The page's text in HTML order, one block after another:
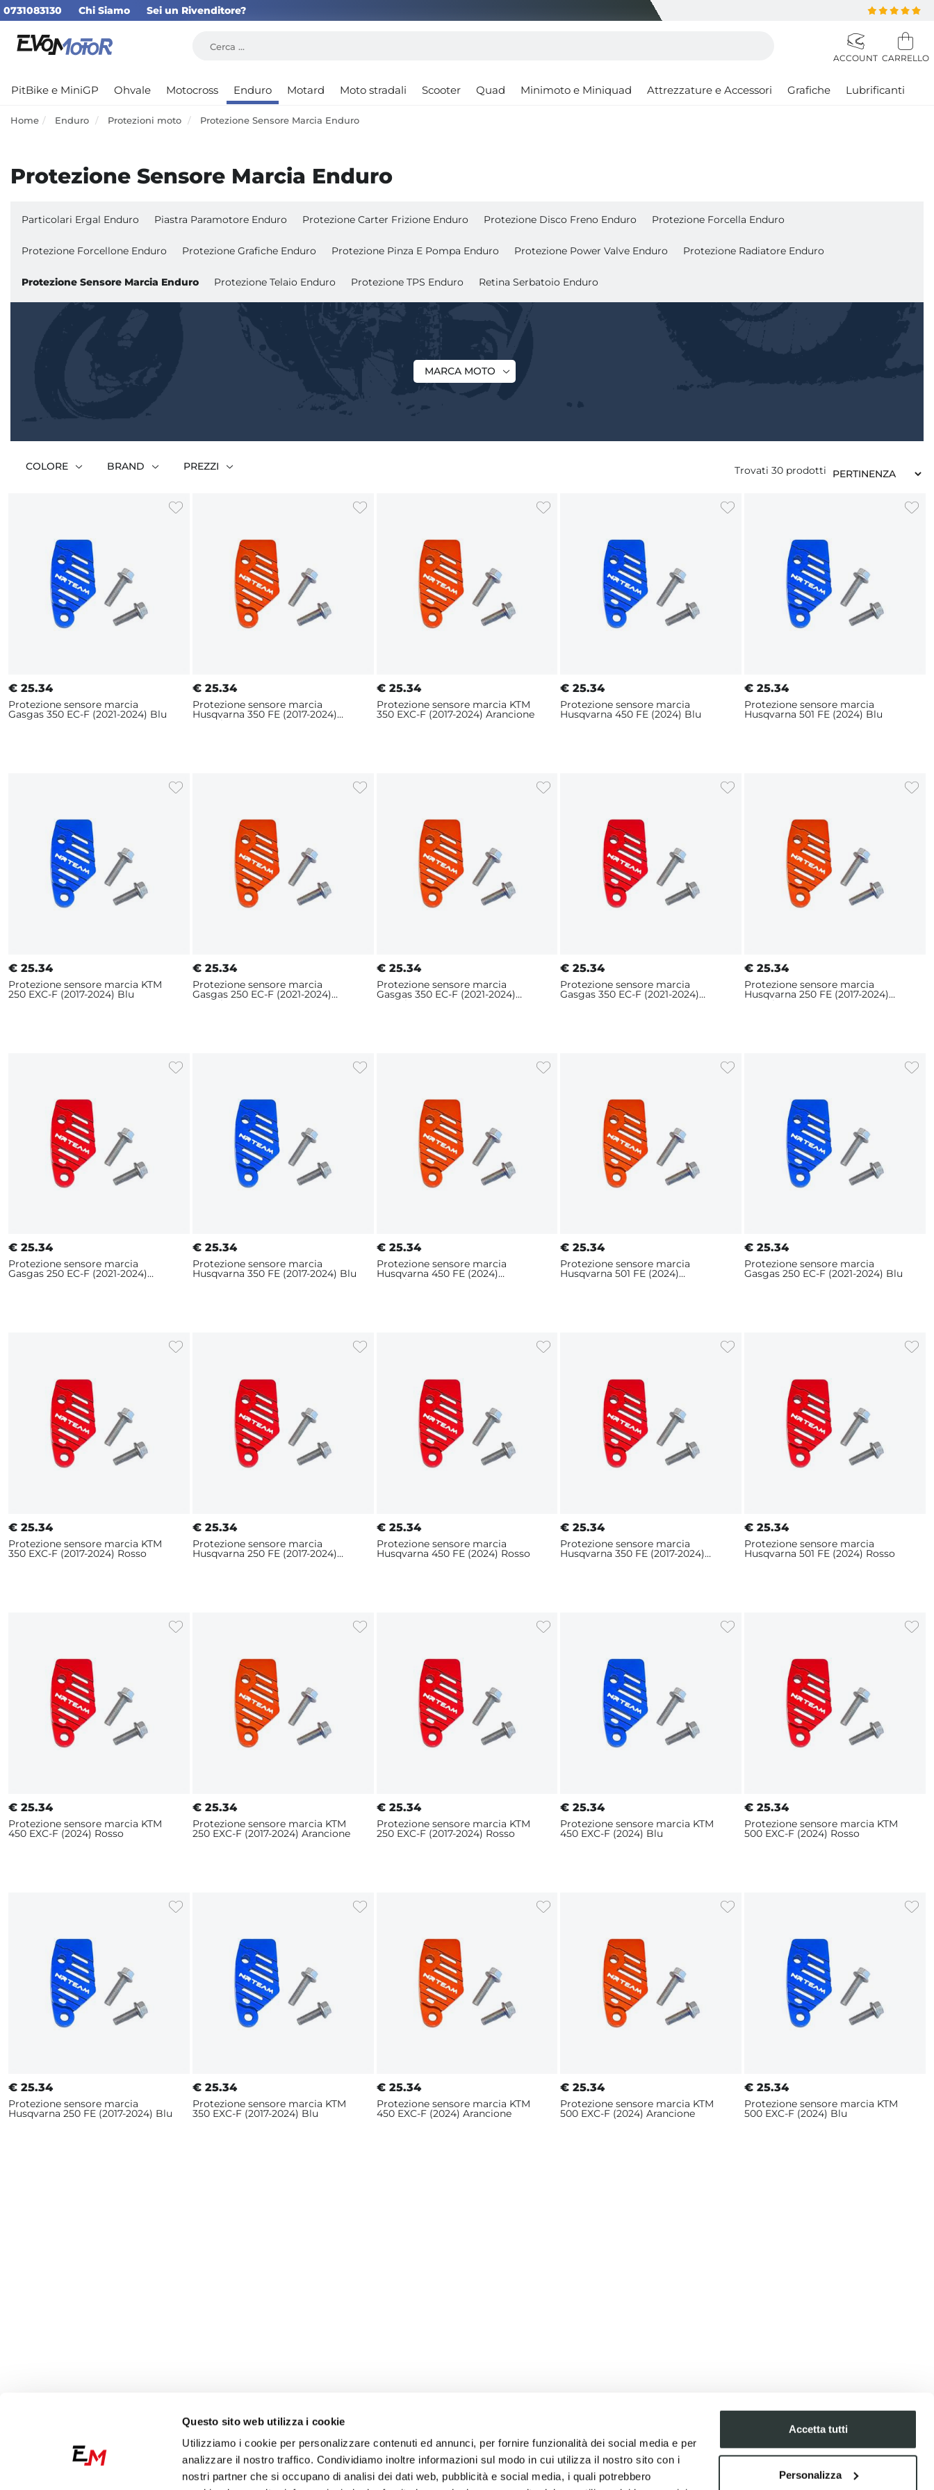
Questo sito web utilizza i cookie
Utilizziamo i cookie per personalizzare contenuti ed annunci, per fornire funzionalità dei social media e per
analizzare il nostro traffico. Condividiamo inoltre informazioni sul modo in cui utilizza il nostro sito con i
nostri partner che si occupano di analisi dei dati web, pubblicità e social media, i quali potrebbero
Accetta tutti
Personalizza
0731083130 Chi Siamo Sei un Rivenditore?
PitBike e MiniGP Ohvale Motocross Enduro Motard Moto stradali Scooter Quad Minimoto e Miniquad Attrezzature e Accessori Grafiche Lubrificanti
Home Enduro Protezioni moto Protezione Sensore Marcia Enduro
Protezione Sensore Marcia Enduro
Particolari Ergal Enduro Piastra Paramotore Enduro Protezione Carter Frizione Enduro Protezione Disco Freno Enduro Protezione Forcella Enduro
Protezione Forcellone Enduro Protezione Grafiche Enduro Protezione Pinza E Pompa Enduro Protezione Power Valve Enduro Protezione Radiatore Enduro
Protezione Sensore Marcia Enduro Protezione Telaio Enduro Protezione TPS Enduro Retina Serbatoio Enduro
MARCA MOTO
COLORE BRAND PREZZI Trovati 30 prodotti
€ 25.34
Protezione sensore marcia
Gasgas 350 EC-F (2021-2024) Blu
€ 25.34
Protezione sensore marcia
Husqvarna 350 FE (2017-2024)
Arancione
€ 25.34
Protezione sensore marcia KTM
350 EXC-F (2017-2024) Arancione
€ 25.34
Protezione sensore marcia
Husqvarna 450 FE (2024) Blu
€ 25.34
Protezione sensore marcia
Husqvarna 501 FE (2024) Blu
€ 25.34
Protezione sensore marcia KTM
250 EXC-F (2017-2024) Blu
€ 25.34
Protezione sensore marcia
Gasgas 250 EC-F (2021-2024)
Arancione
€ 25.34
Protezione sensore marcia
Gasgas 350 EC-F (2021-2024)
Arancione
€ 25.34
Protezione sensore marcia
Gasgas 350 EC-F (2021-2024)
Rosso
€ 25.34
Protezione sensore marcia
Husqvarna 250 FE (2017-2024)
Arancione
€ 25.34
Protezione sensore marcia
Gasgas 250 EC-F (2021-2024)
€ 25.34
Protezione sensore marcia
Husqvarna 350 FE (2017-2024) Blu
€ 25.34
Protezione sensore marcia
Husqvarna 450 FE (2024)
Arancione
€ 25.34
Protezione sensore marcia
Husqvarna 501 FE (2024)
Arancione
€ 25.34
Protezione sensore marcia
Gasgas 250 EC-F (2021-2024) Blu
€ 25.34
Protezione sensore marcia KTM
350 EXC-F (2017-2024) Rosso
€ 25.34
Protezione sensore marcia
Husqvarna 250 FE (2017-2024)
Rosso
€ 25.34
Protezione sensore marcia
Husqvarna 450 FE (2024) Rosso
€ 25.34
Protezione sensore marcia
Husqvarna 350 FE (2017-2024)
Rosso
€ 25.34
Protezione sensore marcia
Husqvarna 501 FE (2024) Rosso
€ 25.34
Protezione sensore marcia KTM
450 EXC-F (2024) Rosso
€ 25.34
Protezione sensore marcia KTM
250 EXC-F (2017-2024) Arancione
€ 25.34
Protezione sensore marcia KTM
250 EXC-F (2017-2024) Rosso
€ 25.34
Protezione sensore marcia KTM
450 EXC-F (2024) Blu
€ 25.34
Protezione sensore marcia KTM
500 EXC-F (2024) Rosso
€ 25.34
Protezione sensore marcia
Husqvarna 250 FE (2017-2024) Blu
€ 25.34
Protezione sensore marcia KTM
350 EXC-F (2017-2024) Blu
€ 25.34
Protezione sensore marcia KTM
450 EXC-F (2024) Arancione
€ 25.34
Protezione sensore marcia KTM
500 EXC-F (2024) Arancione
€ 25.34
Protezione sensore marcia KTM
500 EXC-F (2024) Blu